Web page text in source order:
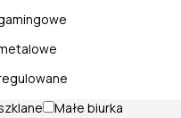
Małe biurka